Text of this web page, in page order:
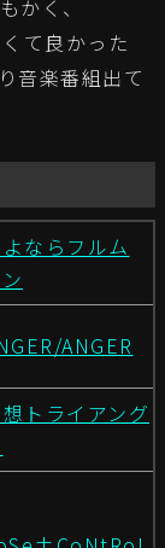
かく、
て良かった
音楽番組出て
ならフルム
ANGER
トライアング